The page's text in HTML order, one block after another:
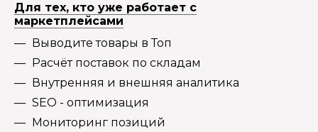
Для тех, кто уже работает с
маркетплейсами
Выводите товары в Топ
Расчёт поставок по складам
Внутренняя и внешняя аналитика
SEO - оптимизация
Мониторинг позиций